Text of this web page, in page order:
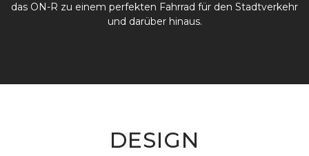
das ON-R zu einem perfekten Fahrrad für den Stadtverkehr
und darüber hinaus.
DESIGN